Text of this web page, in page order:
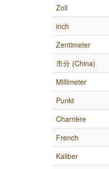
Zoll
inch
Zentimeter
市分 (China)
Millimeter
Punkt
Charrière
French
Kaliber